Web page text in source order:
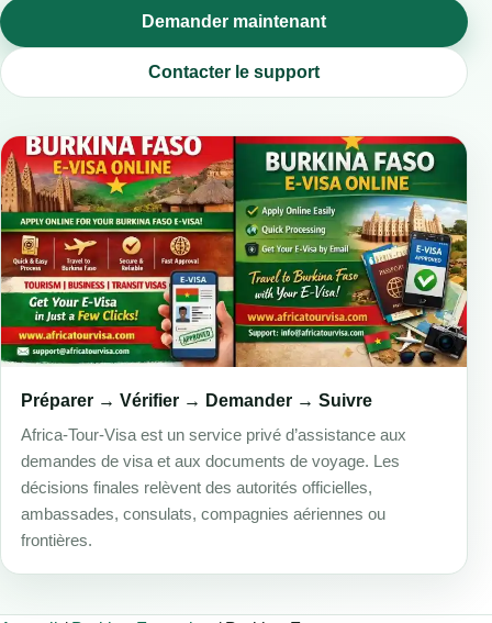
Demander maintenant
Contacter le support
Préparer → Vérifier → Demander → Suivre
Africa-Tour-Visa est un service privé d’assistance aux
demandes de visa et aux documents de voyage. Les
décisions finales relèvent des autorités officielles,
ambassades, consulats, compagnies aériennes ou
frontières.